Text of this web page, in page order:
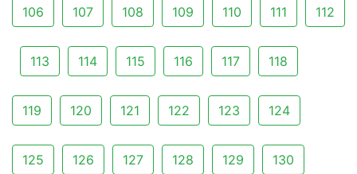
106 107 108 109 110 111 112
113 114 115 116 117 118
119 120 121 122 123 124
125 126 127 128 129 130